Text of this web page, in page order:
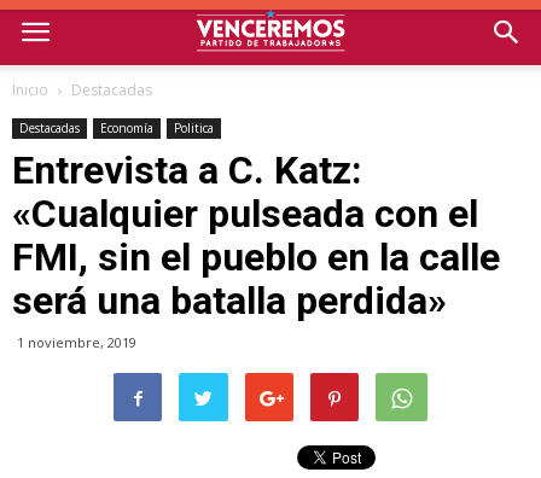
Inicio Destacadas
Destacadas Economía Politica
Entrevista a C. Katz:
«Cualquier pulseada con el
FMI, sin el pueblo en la calle
será una batalla perdida»
1 noviembre, 2019